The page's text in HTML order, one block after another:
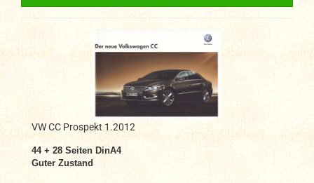
VW CC Prospekt 1.2012
44 + 28 Seiten DinA4
Guter Zustand